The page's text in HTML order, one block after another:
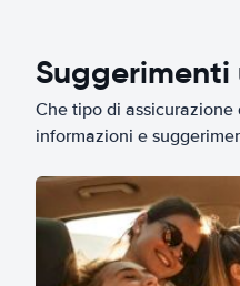
Che tipo di
informazioni e